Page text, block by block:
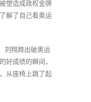
塑造成政权金牌
解了自己看奥运
刘翔跨出破奥运
好成绩的瞬间，
从座椅上跳了起